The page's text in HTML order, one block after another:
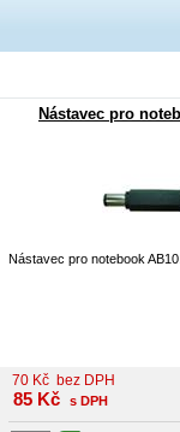
Nástavec pro
Nástavec pro notebook
70 Kč bez DPH
85 Kč s DPH